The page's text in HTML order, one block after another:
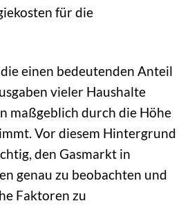
für die
einen bedeutenden Anteil
vieler Haushalte
maßgeblich durch die Höhe
Vor diesem Hintergrund
den Gasmarkt in
genau zu beobachten und
Faktoren zu